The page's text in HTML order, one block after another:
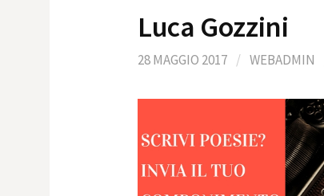
Luca Gozzini
28 MAGGIO 2017 / WEBADMIN